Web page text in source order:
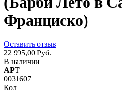
Франциско)
Оставить отзыв
22 995,00 Руб.
В наличии
АРТ
0031607
Кол